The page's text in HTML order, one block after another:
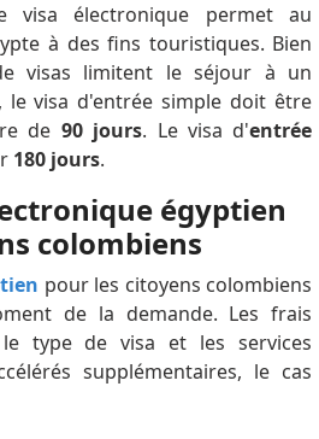
visa électronique permet au
à des fins touristiques. Bien
visas limitent le séjour à un
le visa d'entrée simple doit être
de 90 jours. Le visa d'entrée
180 jours.
égyptien
colombiens
pour les citoyens colombiens
de la demande. Les frais
type de visa et les services
supplémentaires, le cas